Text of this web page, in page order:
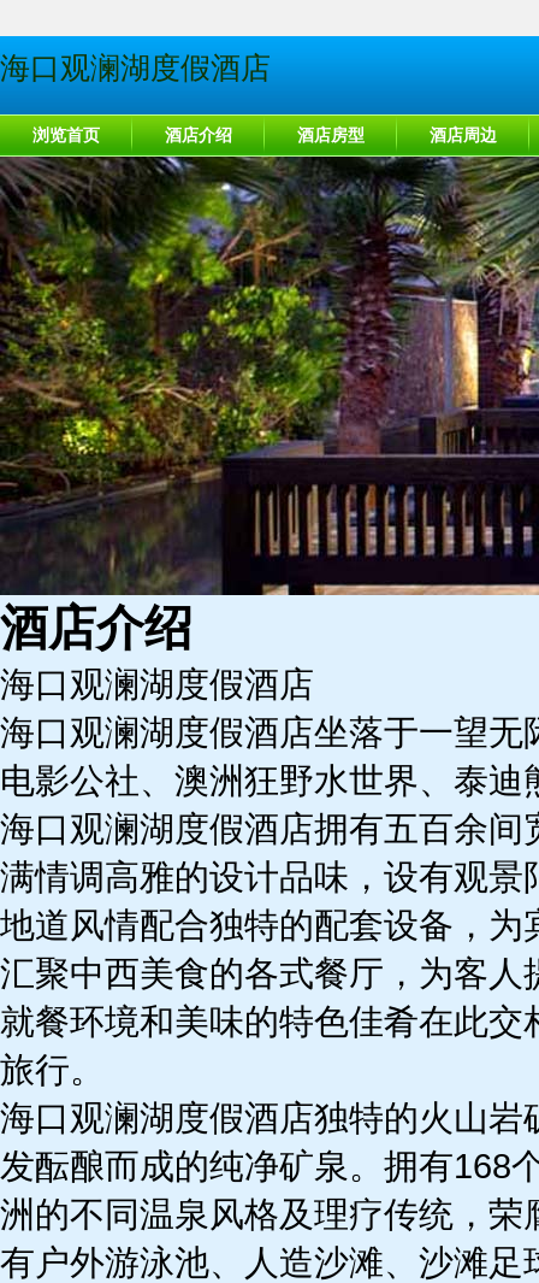
海口观澜湖度假酒店
浏览首页 酒店介绍 酒店房型 酒店周边
酒店介绍
海口观澜湖度假酒店
海口观澜湖度假酒店坐落于一望
电影公社、澳洲狂野水世界、泰
海口观澜湖度假酒店拥有五百余
满情调高雅的设计品味，设有观
地道风情配合独特的配套设备，为
汇聚中西美食的各式餐厅，为客
就餐环境和美味的特色佳肴在此
旅行。
海口观澜湖度假酒店独特的火山
发酝酿而成的纯净矿泉。拥有168
洲的不同温泉风格及理疗传统，
有户外游泳池、人造沙滩、沙滩